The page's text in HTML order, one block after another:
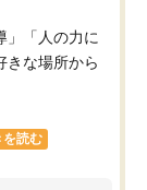
」「人の力に
きな場所から
を読む